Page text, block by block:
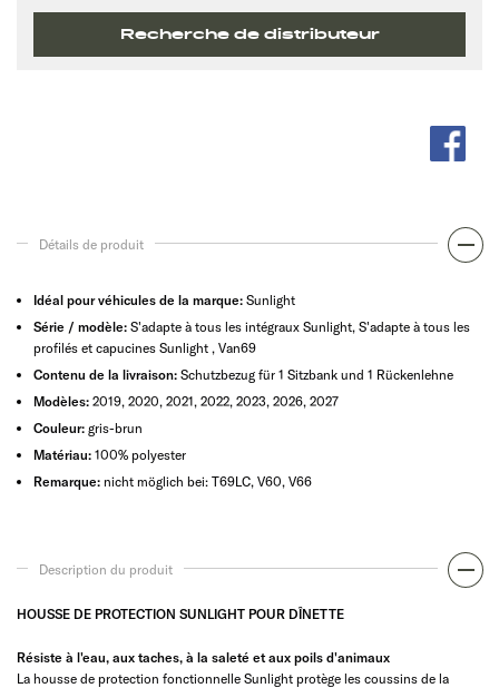
Recherche de distributeur
Détails de produit
Idéal pour véhicules de la marque: Sunlight
Série / modèle: S'adapte à tous les intégraux Sunlight, S'adapte à tous les
profilés et capucines Sunlight , Van69
Contenu de la livraison: Schutzbezug für 1 Sitzbank und 1 Rückenlehne
Modèles: 2019, 2020, 2021, 2022, 2023, 2026, 2027
Couleur: gris-brun
Matériau: 100% polyester
Remarque: nicht möglich bei: T69LC, V60, V66
Description du produit
HOUSSE DE PROTECTION SUNLIGHT POUR DÎNETTE
Résiste à l'eau, aux taches, à la saleté et aux poils d'animaux
La housse de protection fonctionnelle Sunlight protège les coussins de la